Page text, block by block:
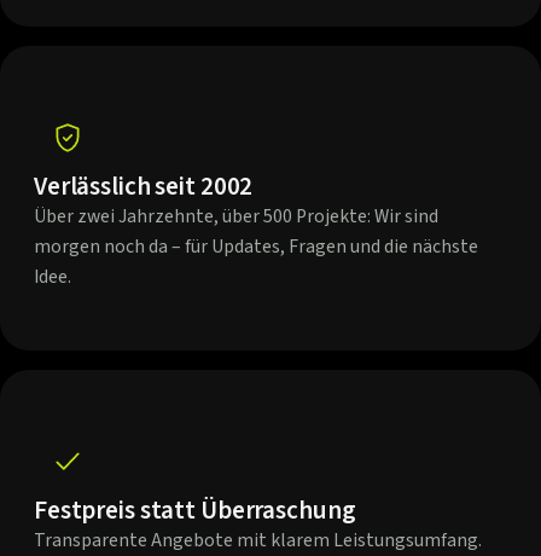
Verlässlich seit 2002
Über zwei Jahrzehnte, über 500 Projekte: Wir sind
morgen noch da – für Updates, Fragen und die nächste
Idee.
Festpreis statt Überraschung
Transparente Angebote mit klarem Leistungsumfang.